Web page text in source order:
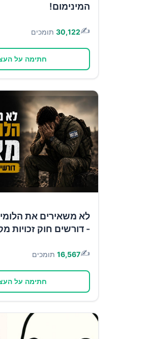
המינימום!
✍️
30,122 תומכים
חתימה על
לא משאירים את
- דורשים חוק זכויות
✍️
16,567 תומכים
חתימה על